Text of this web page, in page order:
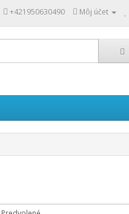
+421950630490 Môj účet